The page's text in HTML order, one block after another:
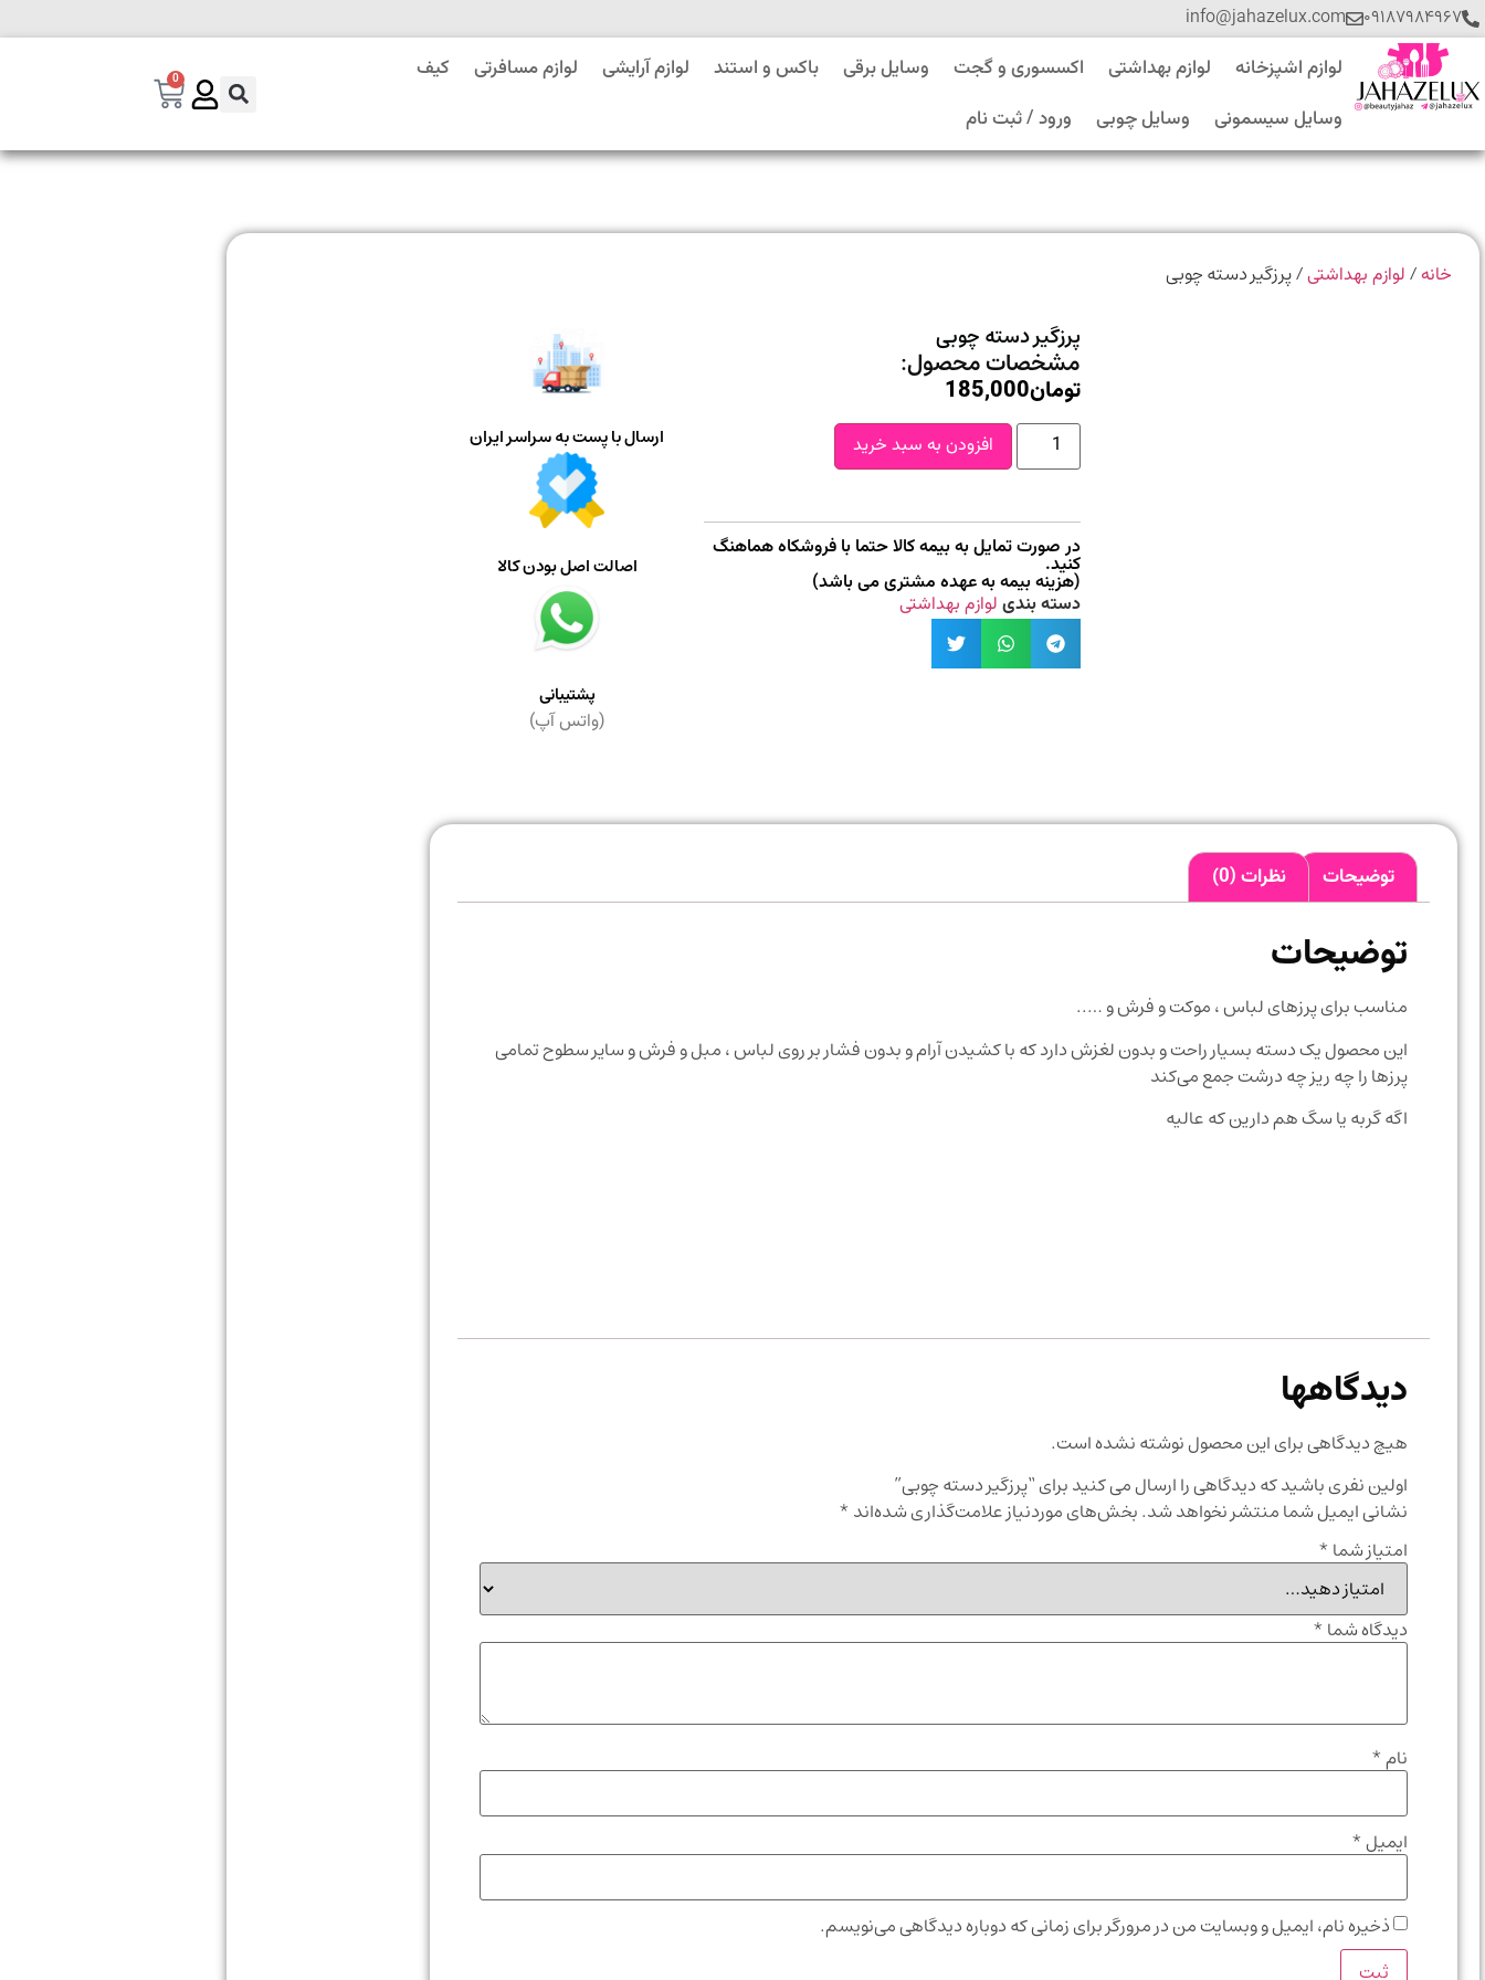
۰۹۱۸۷۹۸۴۹۶۷ info@jahazelux.com
لوازم اشپزخانه لوازم بهداشتی اکسسوری و گجت وسایل برقی باکس و استند لوازم آرایشی لوازم مسافرتی
کیف
وسایل سیسمونی
وسایل چوبی ورود / ثبت نام
0
خانه/ لوازم بهداشتی/ پرزگیر دسته چوبی
پرزگیر دسته چوبی
مشخصات محصول:
تومان185,000
افزودن به سبد خرید
در صورت تمایل به بیمه کالا حتما با فروشکاه هماهنگ
کنید.
(هزینه بیمه به عهده مشتری می باشد)
دسته بندی لوازم بهداشتی
ارسال با پست به سراسر ایران
اصالت اصل بودن کالا
پشتیبانی
(واتس آپ)
توضیحات نظرات (0)
توضیحات
مناسب برای پرزهای لباس ، موکت و فرش و …..
این محصول یک دسته بسیار راحت و بدون لغزش دارد که با کشیدن آرام و بدون فشار بر روی لباس ، مبل و فرش و سایر سطوح تمامی
پرزها را چه ریز چه درشت جمع می‌کند
اگه گربه یا سگ هم دارین که عالیه
دیدگاهها
هیچ دیدگاهی برای این محصول نوشته نشده است.
اولین نفری باشید که دیدگاهی را ارسال می کنید برای “پرزگیر دسته چوبی”
نشانی ایمیل شما منتشر نخواهد شد.بخش‌های موردنیاز علامت‌گذاری شده‌اند *
امتیاز شما *
دیدگاه شما *
نام*
ایمیل*
ذخیره نام، ایمیل و وبسایت من در مرورگر برای زمانی که دوباره دیدگاهی می‌نویسم.